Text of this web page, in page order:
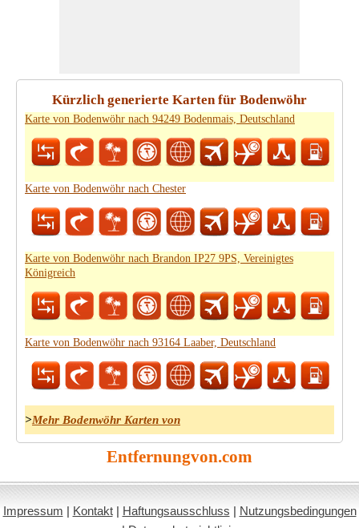
Kürzlich generierte Karten für Bodenwöhr
Karte von Bodenwöhr nach 94249 Bodenmais, Deutschland
Karte von Bodenwöhr nach Chester
Karte von Bodenwöhr nach Brandon IP27 9PS, Vereinigtes
Königreich
Karte von Bodenwöhr nach 93164 Laaber, Deutschland
>Mehr Bodenwöhr Karten von
Entfernungvon.com
Impressum | Kontakt| Haftungsausschluss | Nutzungsbedingungen